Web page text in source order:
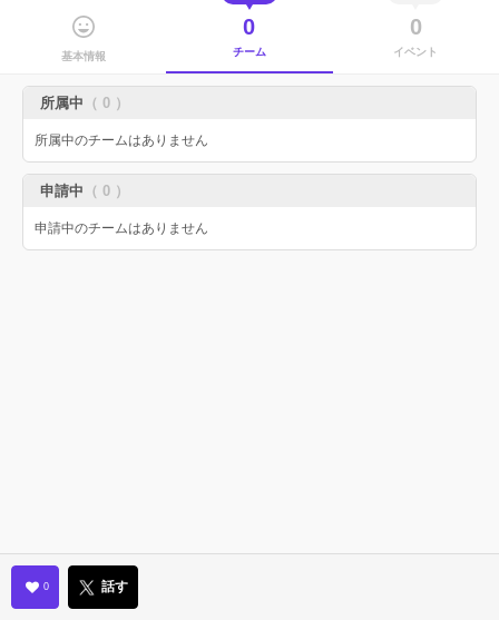
基本情報
0
チーム
0
イベント
所属中 （ 0 ）
所属中のチームはありません
申請中 （ 0 ）
申請中のチームはありません
0 話す